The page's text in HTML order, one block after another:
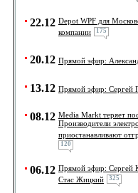
22.12 Depot WPF для
компании
175
20.12 Прямой эфир:
13.12 Прямой эфир: Сергей
08.12 Media Markt теряет
Производители
приостанавливают
120
06.12 Прямой эфир: Сергей
Стас Жицкий
325